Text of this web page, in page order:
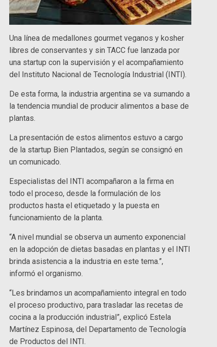
Una línea de medallones gourmet veganos y kosher
libres de conservantes y sin TACC fue lanzada por
una startup con la supervisión y el acompañamiento
del Instituto Nacional de Tecnología Industrial (INTI).
De esta forma, la industria argentina se va sumando a
la tendencia mundial de producir alimentos a base de
plantas.
La presentación de estos alimentos estuvo a cargo
de la startup Bien Plantados, según se consignó en
un comunicado.
Especialistas del INTI acompañaron a la firma en
todo el proceso, desde la formulación de los
productos hasta el etiquetado y la puesta en
funcionamiento de la planta.
“A nivel mundial se observa un aumento exponencial
en la adopción de dietas basadas en plantas y el INTI
brinda asistencia a la industria en este tema.”,
informó el organismo.
“Les brindamos un acompañamiento integral en todo
el proceso productivo, para trasladar las recetas de
cocina a la producción industrial”, explicó Estela
Martínez Espinosa, del Departamento de Tecnología
de Productos del INTI.